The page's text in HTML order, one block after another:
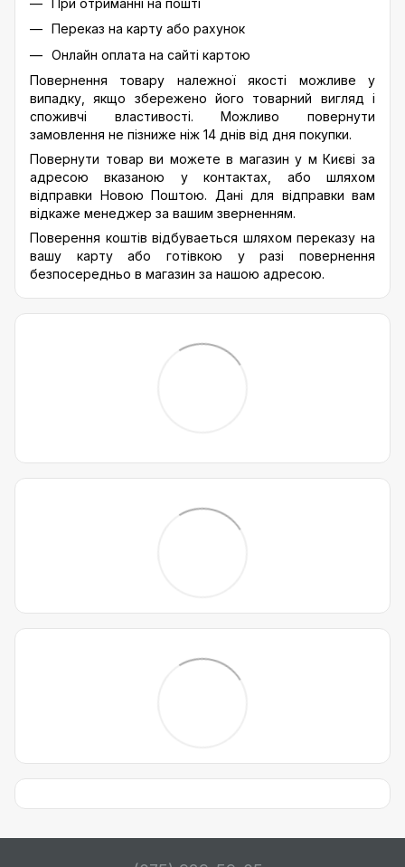
При отриманні на пошті
Переказ на карту або рахунок
Онлайн оплата на сайті картою
Повернення товару належної якості можливе у
випадку, якщо збережено його товарний вигляд і
споживчі властивості. Можливо повернути
замовлення не пізниже ніж 14 днів від дня покупки.
Повернути товар ви можете в магазин у м Києві за
адресою вказаною у контактах, або шляхом
відправки Новою Поштою. Дані для відправки вам
відкаже менеджер за вашим зверненням.
Поверення коштів відбуваеться шляхом переказу на
вашу карту або готівкою у разі повернення
безпосередньо в магазин за нашою адресою.